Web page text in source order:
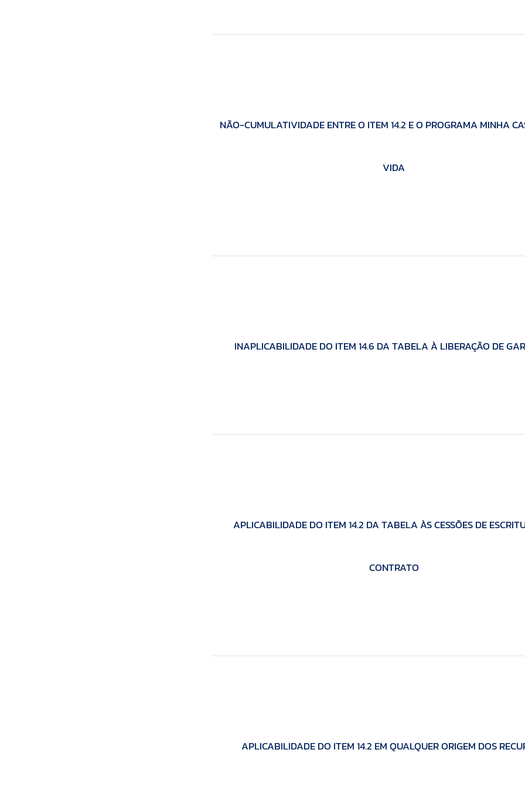
NÃO-CUMULATIVIDADE ENTRE O ITEM 14.2 E O PROGRAMA MINHA
VIDA
INAPLICABILIDADE DO ITEM 14.6 DA TABELA À LIBERAÇÃO DE
APLICABILIDADE DO ITEM 14.2 DA TABELA ÀS CESSÕES DE
CONTRATO
APLICABILIDADE DO ITEM 14.2 EM QUALQUER ORIGEM DOS